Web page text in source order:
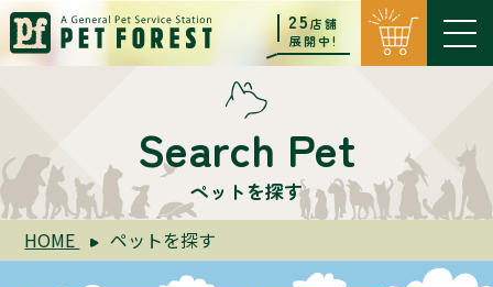
25店舗
展開中!
Search Pet
ペットを探す
HOME ペットを探す